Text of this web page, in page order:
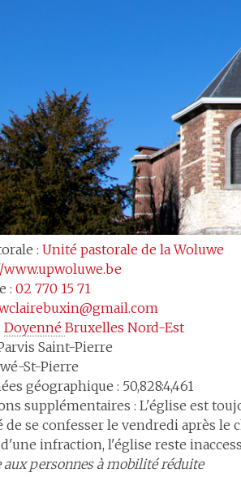
: Unité pastorale de la Woluwe
: 02 770 15 71
Doyenné Bruxelles Nord-Est
Saint-Pierre
St-Pierre
géographique : 50,828:4,461
supplémentaires : L'église est
de se confesserle vendredi après le
infraction, l'église reste
aux personnes à mobilité réduite